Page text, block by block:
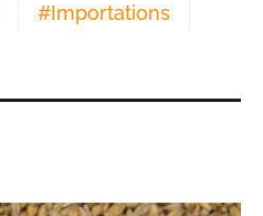
#Importations